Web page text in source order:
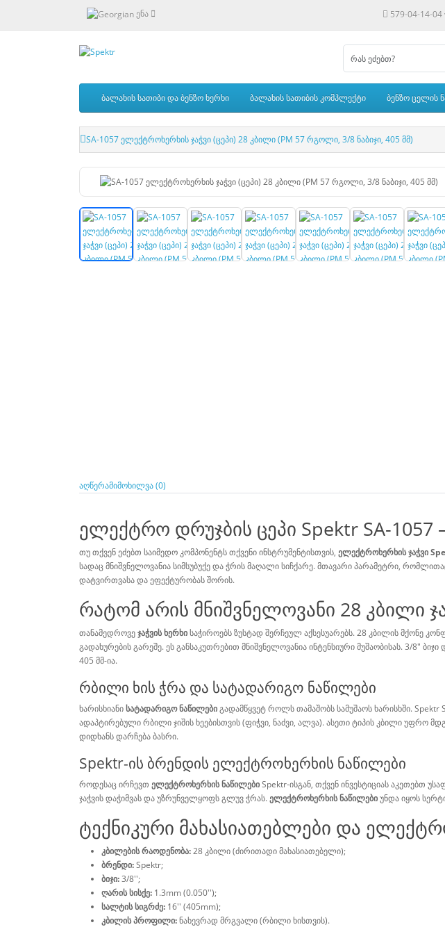
ენა 579-04-14-
ბალახის სათიბი და ბენზო ხერხი ბალახის სათიბის კომპლექტი ბენზო ცელის
SA-1057 ელექტროხერხის ჯაჭვი (ცეპი) 28 კბილი (PM 57 რგოლი, 3/8 ნაბიჯი, 405 მმ)
აღწერამიმოხილვა (0)
ელექტრო დრუჯბის ცეპი Spektr SA-
თუ თქვენ ეძებთ საიმედო კომპონენტს თქვენი ინსტრუმენტისთვის, ელექტროხერხის ჯაჭვი
სადაც მნიშვნელოვანია სიმსუბუქე და ჭრის მაღალი სიჩქარე. მთავარი პარამეტრი,
დატვირთვასა და ეფექტურობას შორის.
რატომ არის მნიშვნელოვანი 28 კბილი
თანამედროვეჯაჭვის ხერხისაჭიროებს ზუსტად შერჩეულ აქსესუარებს. 28 კბილის მქონე
გადახურების გარეშე. ეს განსაკუთრებით მნიშვნელოვანია ინტენსიური მუშაობისას. 3/8"
405 მმ-ია.
რბილი ხის ჭრა და სატადარიგო ნაწილები
ხარისხიანისატადარიგო ნაწილებიგადამწყვეტ როლს თამაშობს სამუშაოს ხარისხში.
ადაპტირებული რბილი ჯიშის ხეებისთვის (ფიჭვი, ნაძვი, ალვა). ასეთი ტიპის კბილი უფრო
დიდხანს დარჩება ბასრი.
Spektr-ის ბრენდის ელექტროხერხის ნაწილები
როდესაც ირჩევთ ელექტროხერხის ნაწილებიSpektr-ისგან, თქვენ ინვესტიციას აკეთებთ
ჯაჭვის დაჭიმვას და უზრუნველყოფს გლუვ ჭრას.ელექტროხერხის ნაწილებიუნდა იყოს
ტექნიკური მახასიათებლები და
კბილების რაოდენობა:28 კბილი (ძირითადი მახასიათებელი);
ბრენდი:Spektr;
ბიჯი:3/8'';
ღარის სისქე: 1.3mm (0.050'');
სალტის სიგრძე: 16'' (405mm);
კბილის პროფილი:ნახევრად მრგვალი (რბილი ხისთვის).